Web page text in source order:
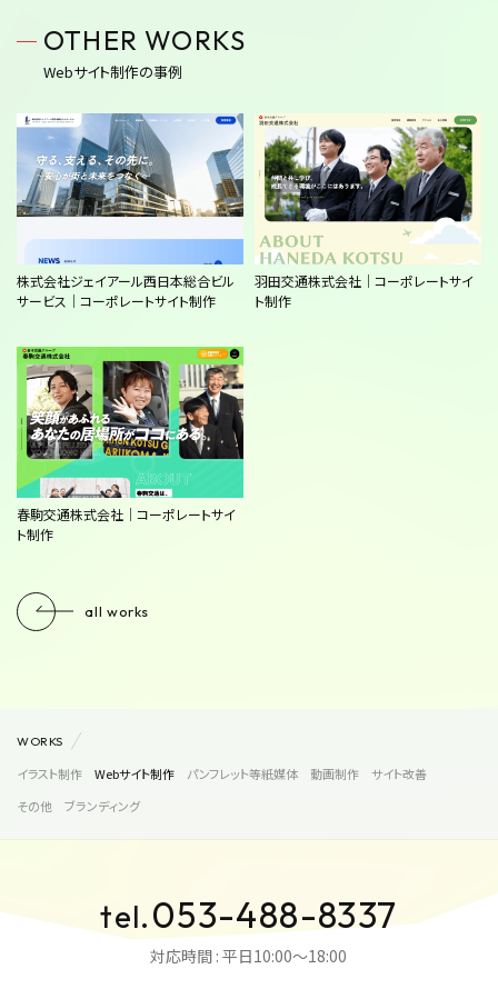
OTHER WORKS
Webサイト制作の事例
株式会社ジェイアール西日本総合ビル
サービス｜コーポレートサイト制作
羽田交通株式会社｜コーポレートサイ
ト制作
春駒交通株式会社｜コーポレートサイ
ト制作
all works
WORKS
イラスト制作 Webサイト制作 パンフレット等紙媒体 動画制作
サイト改善
その他
ブランディング
tel.053-488-8337
対応時間 : 平日10:00〜18:00